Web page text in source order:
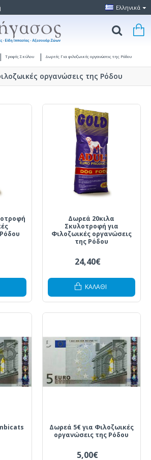
Ελληνικά
Τροφές Σκύλου Δωρεές Για φιλοζωικές οργανώσεις της Ρόδου
οργανώσεις της Ρόδου
Δωρεά 20κιλα
Σκυλοτροφή για
Φιλοζωικές οργανώσεις
της Ρόδου
24,40€
ΚΑΛΆΘΙ
Δωρεά 5€ για Φιλοζωικές
οργανώσεις της Ρόδου
5,00€